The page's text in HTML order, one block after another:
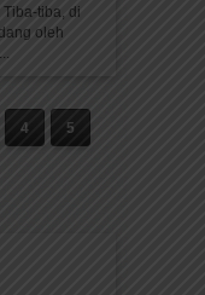
Tiba-tiba, di
oleh
4 5